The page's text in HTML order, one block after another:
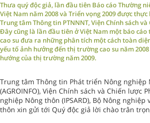
Thưa quý độc giả, lần đầu tiên Báo cáo Thường
Việt Nam năm 2008 và Triển vọng 2009 được
Trung tâm Thông tin PTNNNT, Viện Chính sách và
Đây cũng là lần đầu tiên ở Việt Nam một báo cáo
cao su đưa ra những phân tích một cách toàn
yếu tố ảnh hưởng đến thị trường cao su năm
hướng của thị trường năm 2009.
Trung tâm Thông tin Phát triển Nông nghiệp
(AGROINFO), Viện Chính sách và Chiến lược
nghiệp Nông thôn (IPSARD), Bộ Nông nghiệp
thôn xin gửi tới Quý độc giả lời chào trân